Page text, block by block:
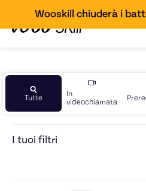
Wooskill chiuderà i
Tutte
In
videochiamata
I tuoi filtri